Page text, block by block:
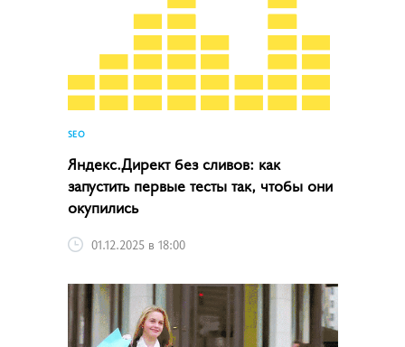
SEO
Яндекс.Директ без сливов: как
запустить первые тесты так, чтобы они
окупились
01.12.2025 в 18:00